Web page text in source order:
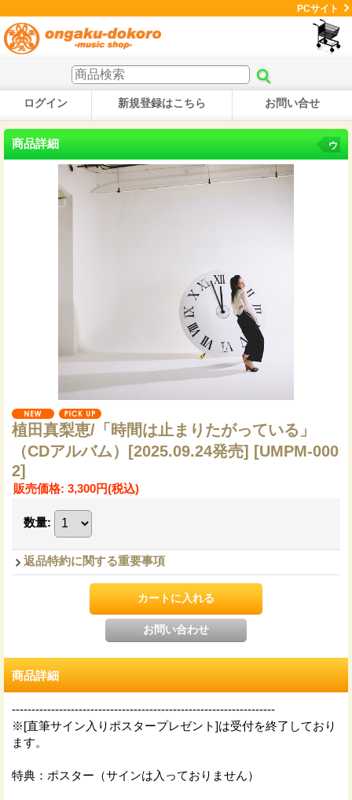
PCサイト
ログイン 新規登録はこちら お問い合せ
商品詳細 ウ
植田真梨恵/「時間は止まりたがっている」
（CDアルバム）[2025.09.24発売] [UMPM-000
2]
販売価格: 3,300円(税込)
数量:
返品特約に関する重要事項
商品詳細
-------------------------------------------------------------------
※[直筆サイン入りポスタープレゼント]は受付を終了しており
ます。
特典：ポスター（サインは入っておりません）